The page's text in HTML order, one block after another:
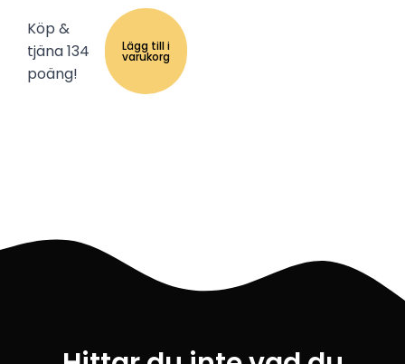
Köp &
tjäna 134
poäng!
Lägg till i
varukorg